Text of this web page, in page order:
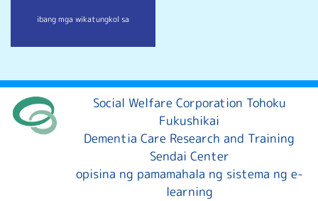
ibang mga wikatungkol sa
Social Welfare Corporation Tohoku
Fukushikai
Dementia Care Research and Training
Sendai Center
opisina ng pamamahala ng sistema ng e-
learning